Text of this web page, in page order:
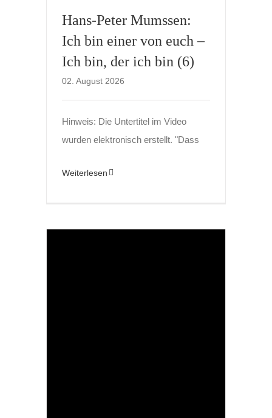
Hans-Peter Mumssen:
Ich bin einer von euch –
Ich bin, der ich bin (6)
02. August 2026
Hinweis: Die Untertitel im Video
wurden elektronisch erstellt. "Dass
Weiterlesen